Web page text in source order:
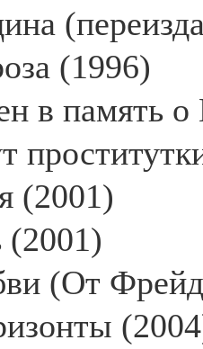
(1996)
в память
(2001)
(2001)
(От